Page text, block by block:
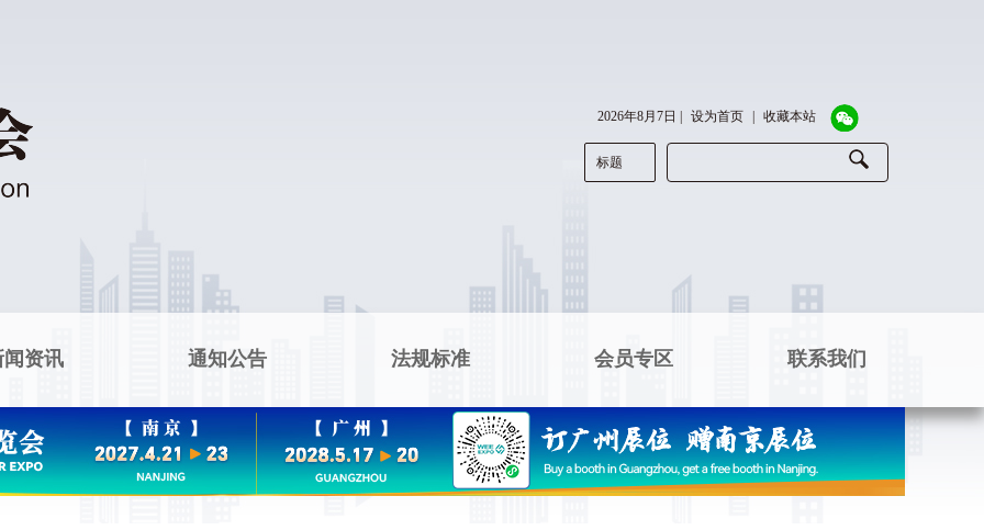
2026年8月7日 设为首页 收藏本站
标题
闻资讯 通知公告 法规标准 会员专区 联系我们